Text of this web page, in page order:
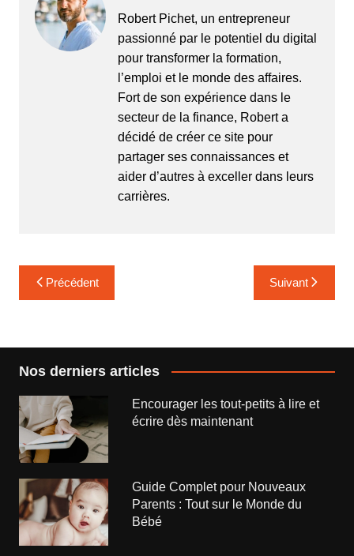
Robert Pichet, un entrepreneur
passionné par le potentiel du digital
pour transformer la formation,
l’emploi et le monde des affaires.
Fort de son expérience dans le
secteur de la finance, Robert a
décidé de créer ce site pour
partager ses connaissances et
aider d’autres à exceller dans leurs
carrières.
Navigation
de
Précédent Suivant
Nos derniers articles
Encourager les tout-petits à lire et
écrire dès maintenant
Guide Complet pour Nouveaux
Parents : Tout sur le Monde du
Bébé